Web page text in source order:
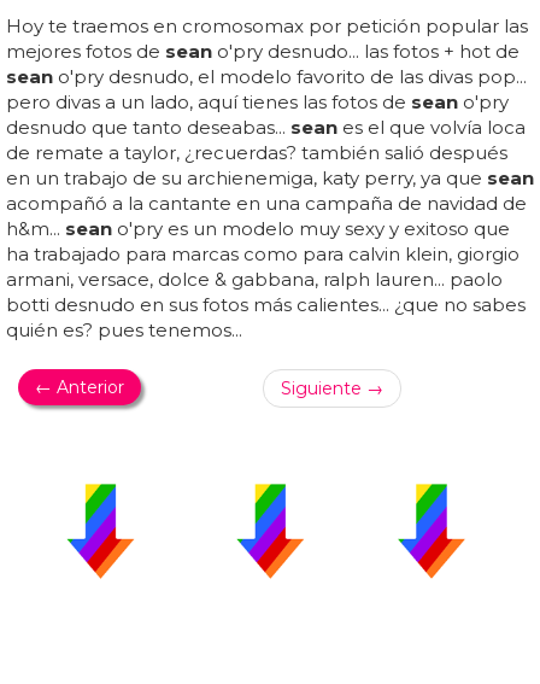
Hoy te traemos en cromosomax por petición popular las
mejores fotos de sean o'pry desnudo... las fotos + hot de
sean o'pry desnudo, el modelo favorito de las divas pop...
pero divas a un lado, aquí tienes las fotos de sean o'pry
desnudo que tanto deseabas... sean es el que volvía loca
de remate a taylor, ¿recuerdas? también salió después
en un trabajo de su archienemiga, katy perry, ya que sean
acompañó a la cantante en una campaña de navidad de
h&m... sean o'pry es un modelo muy sexy y exitoso que
ha trabajado para marcas como para calvin klein, giorgio
armani, versace, dolce & gabbana, ralph lauren... paolo
botti desnudo en sus fotos más calientes... ¿que no sabes
quién es? pues tenemos...
← Anterior Siguiente →